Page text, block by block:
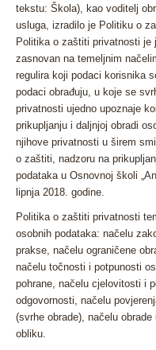
tekstu: Škola), kao voditelj
usluga, izradilo je Politiku o
Politika o zaštiti privatnosti je
zasnovan na temeljnim
regulira koji podaci korisnika
podaci obrađuju, u koje se
privatnosti ujedno upoznaje
prikupljanju i daljnjoj obradi
njihove privatnosti u širem
o zaštiti, nadzoru na
podataka u Osnovnoj školi
lipnja 2018. godine.
Politika o zaštiti privatnosti
osobnih podataka: načelu
prakse, načelu ograničene
načelu točnosti i potpunosti
pohrane, načelu cjelovitosti i
odgovornosti, načelu
(svrhe obrade), načelu
obliku.